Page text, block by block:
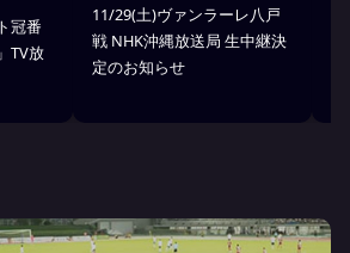
冠番
TV放
11/29(土)ヴァンラーレ八戸
戦 NHK沖縄放送局 生中継決
定のお知らせ